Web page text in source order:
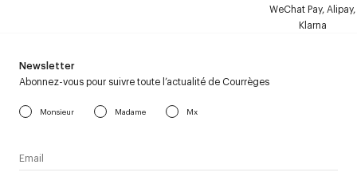
WeChat Pay, Alipay,
Klarna
Newsletter
Abonnez-vous pour suivre toute l’actualité de Courrèges
Monsieur Madame Mx